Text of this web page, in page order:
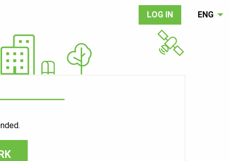
LOG IN ENG